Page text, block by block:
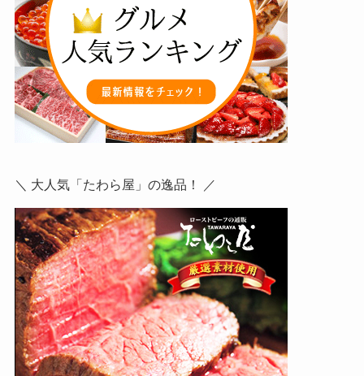
＼ 大人気「たわら屋」の逸品！ ／